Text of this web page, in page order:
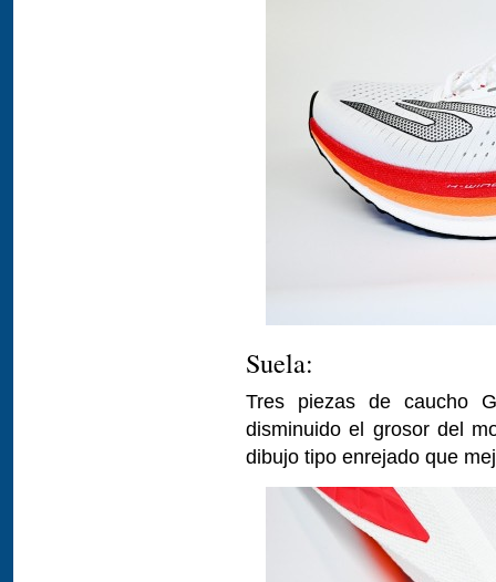
Suela:
Tres piezas de caucho
disminuido el grosor del
dibujo tipo enrejado que